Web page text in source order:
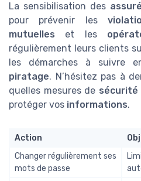
La sensibilisation des
pour prévenir les
mutuelles et les
régulièrement leurs clients
les démarches à suivre
piratage. N’hésitez pas à
quelles mesures de sécurité
protéger vos informations.
Action
Changer régulièrement ses
mots de passe